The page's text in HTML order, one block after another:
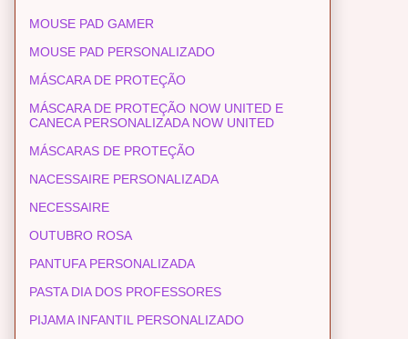
MOUSE PAD GAMER
MOUSE PAD PERSONALIZADO
MÁSCARA DE PROTEÇÃO
MÁSCARA DE PROTEÇÃO NOW UNITED E
CANECA PERSONALIZADA NOW UNITED
MÁSCARAS DE PROTEÇÃO
NACESSAIRE PERSONALIZADA
NECESSAIRE
OUTUBRO ROSA
PANTUFA PERSONALIZADA
PASTA DIA DOS PROFESSORES
PIJAMA INFANTIL PERSONALIZADO